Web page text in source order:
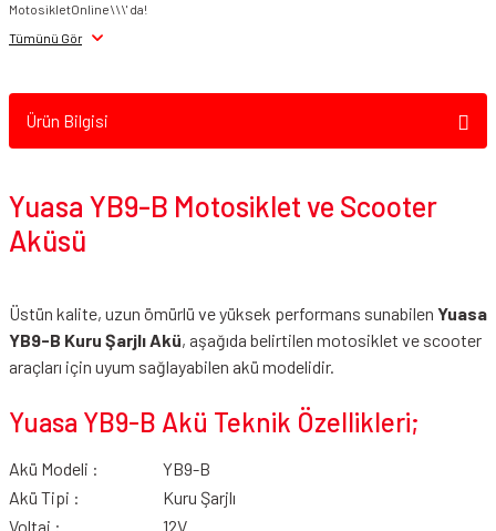
MotosikletOnline\\\' da!
Tümünü Gör
Ürün Bilgisi
Yuasa YB9-B Motosiklet ve Scooter
Aküsü
Üstün kalite, uzun ömürlü ve yüksek performans sunabilen Yuasa
YB9-B Kuru Şarjlı Akü, aşağıda belirtilen motosiklet ve scooter
araçları için uyum sağlayabilen akü modelidir.
Yuasa YB9-B Akü Teknik Özellikleri;
Akü Modeli :
YB9-B
Akü Tipi :
Kuru Şarjlı
Voltaj :
12V